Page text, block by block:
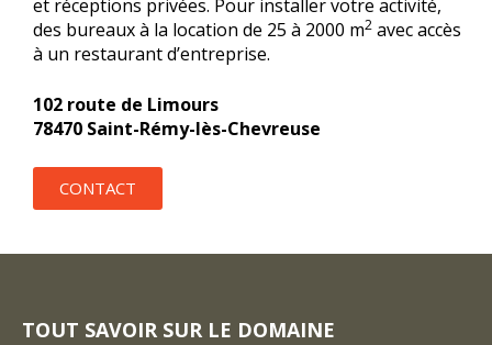
et réceptions privées. Pour installer votre activité,
des bureaux à la location de 25 à 2000 m2 avec accès
à un restaurant d’entreprise.
102 route de Limours
78470 Saint-Rémy-lès-Chevreuse
CONTACT
TOUT SAVOIR SUR LE DOMAINE